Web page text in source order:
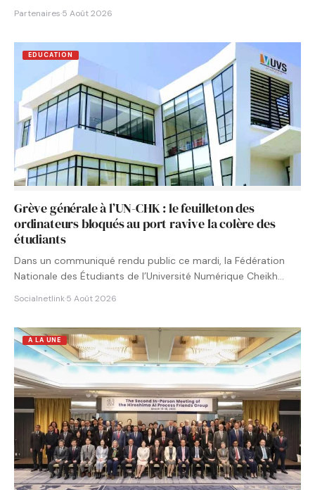
Partenaires·5 Août 2026
EDUCATION
Grève générale à l’UN-CHK : le feuilleton des
ordinateurs bloqués au port ravive la colère des
étudiants
Dans un communiqué rendu public ce mardi, la Fédération
Nationale des Étudiants de l’Université Numérique Cheikh
Socialnetlink·5 Août 2026
A LA UNE